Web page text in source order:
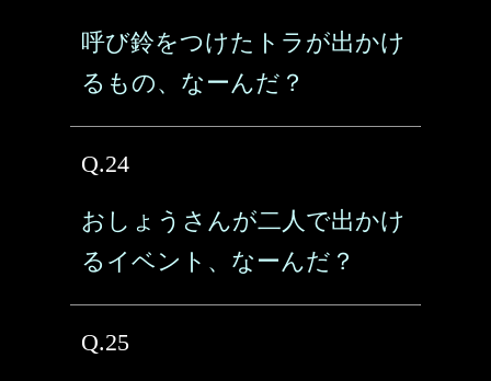
呼び鈴をつけたトラが出かけ
るもの、なーんだ？
Q.24
おしょうさんが二人で出かけ
るイベント、なーんだ？
Q.25